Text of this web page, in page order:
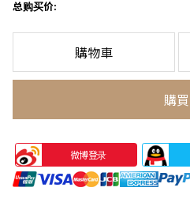
总购买价:
購物車
購買
微博登录